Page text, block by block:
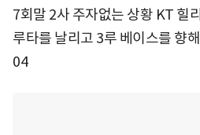
7회말 2사 주자없는 상황 KT 힐
루타를 날리고 3루 베이스를 향
04